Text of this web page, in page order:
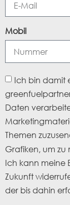
Mobil
Ich bin damit
Daten
Themen
Grafiken, um zu
Ich kann meine
Zukunft
der bis dahin